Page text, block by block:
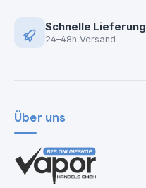
Schnelle Lieferung
24–48h Versand
Über uns